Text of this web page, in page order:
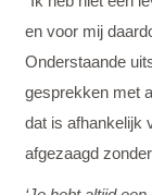
en voor mij
Onderstaande
gesprekken met
dat is afhankelijk
afgezaagd